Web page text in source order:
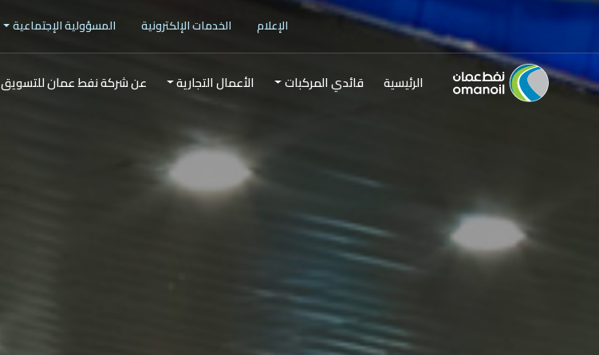
الإعلام الخدمات الإلكترونية المسؤولية الإجتماعية
الرئيسية قائدي المركبات الأعمال التجارية عن شركة نفط عمان للتسويق